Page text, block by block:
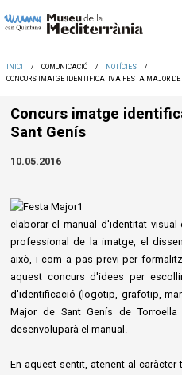
INICI COMUNICACIÓ
NOTÍCIES
CONCURS IMATGE IDENTIFICATIVA FESTA MAJOR
Concurs imatge
Sant Genís
10.05.2016
elaborar el manual d'identitat
professional de la imatge, el
això, i com a pas previ per
aquest concurs d'idees per
d'identificació (logotip, grafotip,
Major de Sant Genís de
desenvoluparà el manual.
En aquest sentit, atenent al